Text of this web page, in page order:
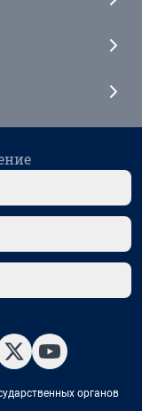
органов